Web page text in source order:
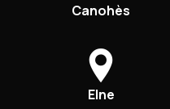
Canohès
Elne